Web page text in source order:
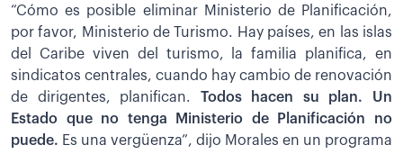
“Cómo es posible eliminar Ministerio de Planificación,
por favor, Ministerio de Turismo. Hay países, en las islas
del Caribe viven del turismo, la familia planifica, en
sindicatos centrales, cuando hay cambio de renovación
de dirigentes, planifican. Todos hacen su plan. Un
Estado que no tenga Ministerio de Planificación no
puede. Es una vergüenza”, dijo Morales en un programa